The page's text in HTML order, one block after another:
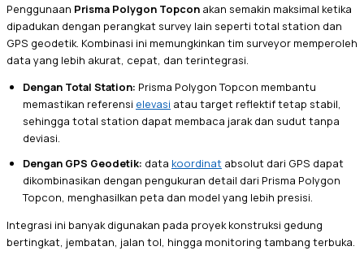
Penggunaan Prisma Polygon Topcon akan semakin maksimal ketika
dipadukan dengan perangkat survey lain seperti total station dan
GPS geodetik. Kombinasi ini memungkinkan tim surveyor memperoleh
data yang lebih akurat, cepat, dan terintegrasi.
Dengan Total Station: Prisma Polygon Topcon membantu
memastikan referensi elevasi atau target reflektif tetap stabil,
sehingga total station dapat membaca jarak dan sudut tanpa
deviasi.
Dengan GPS Geodetik: data koordinat absolut dari GPS dapat
dikombinasikan dengan pengukuran detail dari Prisma Polygon
Topcon, menghasilkan peta dan model yang lebih presisi.
Integrasi ini banyak digunakan pada proyek konstruksi gedung
bertingkat, jembatan, jalan tol, hingga monitoring tambang terbuka.